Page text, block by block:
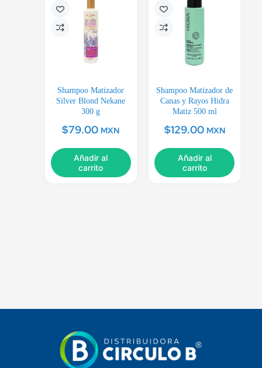
Shampoo Matizador
Silver Blond Nekane
300 g
$79.00 MXN
Añadir al
carrito
Shampoo Matizador de
Canas y Rayos Hidra
Matiz 500 ml
$129.00 MXN
Añadir al
carrito